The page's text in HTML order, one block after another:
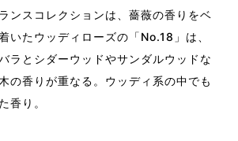
ンスコレクションは、薔薇の香りをベ
いたウッディローズの「No.18」は、
ラとシダーウッドやサンダルウッドな
の香りが重なる。ウッディ系の中でも
香り。